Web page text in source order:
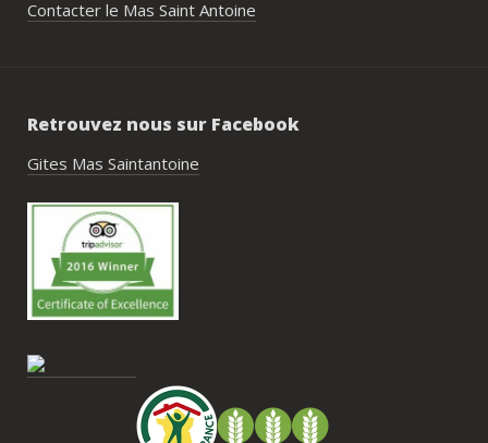
étaient excellentes et nous ont permis
piscine, nature, tranquillité, nombreux
hébergements et beaucoup d’activités à
très beau souvenir de ce week-end et
nous recommandons le Mas Saint-
Antoine sans hésitation.**La seule petite
contrainte du week-end concerne la
gestion des déchets, puisqu’il n’y a pas
de tri directement sur le domaine et qu’il
faut se rendre au village. Cela ne nous a
pas posé de véritable problème, mais ce
Contacter le Mas Saint Antoine
Retrouvez nous sur Facebook
Gites Mas Saintantoine